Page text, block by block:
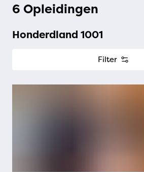
6 Opleidingen
Honderdland 1001
Filter